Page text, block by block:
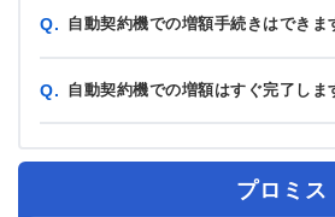
Q. 自動契約機での増額手続きはできま
Q. 自動契約機での増額はすぐ完了しま
プロミス